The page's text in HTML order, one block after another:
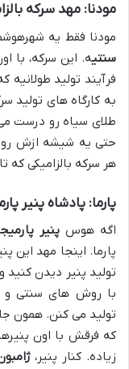
مودنا: مهد سرکه
مودنا فقط یه
سنتیه. این سرکه، با
فرآیند تولید
به کارگاه های تولید
طلای سیاه رو درست
حتی یه شیشه ازش رو
هر سرکه بالزامیکی که
پارما: پادشاه پنیر
اگه هوسپنیر
پارما. اینجا مهد این
تولید پنیر دیدن
با روش های سنتی و
تولید می کنن. همون جا
که فرقش با اون
زیاده. کنار پنیر،